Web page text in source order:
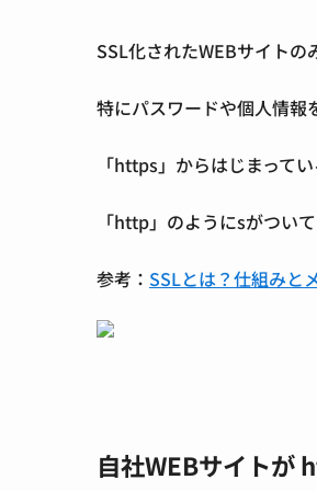
SSL化されたWEBサイトの
特にパスワードや個人情報
「https」からはじまって
「http」のようにsがつい
参考： SSLとは？仕組みと
自社WEBサイトが